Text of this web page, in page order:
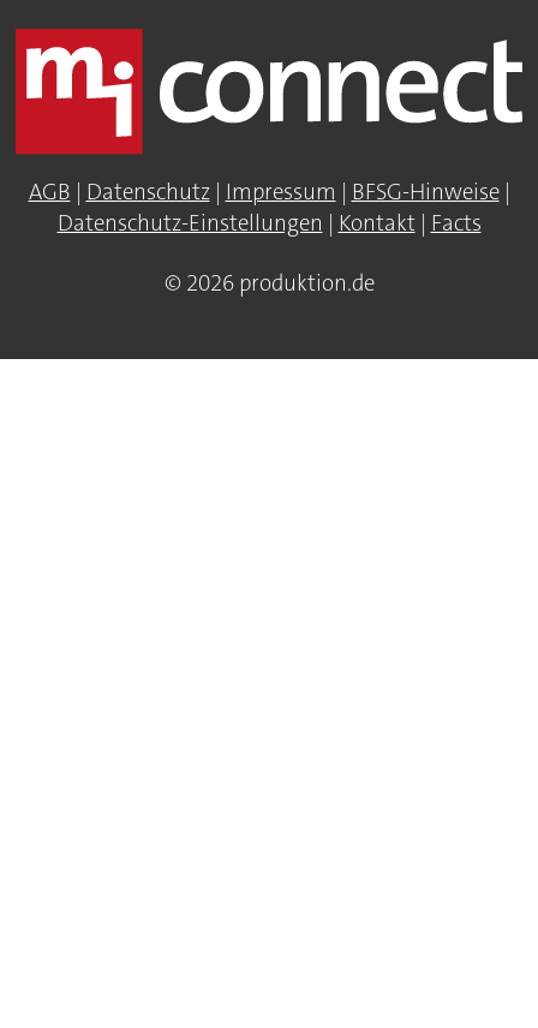
AGB | Datenschutz| Impressum | BFSG-Hinweise|
Datenschutz-Einstellungen | Kontakt| Facts
© 2026 produktion.de